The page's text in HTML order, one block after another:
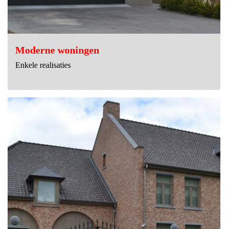
Moderne woningen
Enkele realisaties